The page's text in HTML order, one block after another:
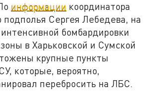
информации координатора
подполья Сергея Лебедева, на
бомбардировки
в Харьковской и Сумской
крупные пункты
которые, вероятно,
перебросить на ЛБС.